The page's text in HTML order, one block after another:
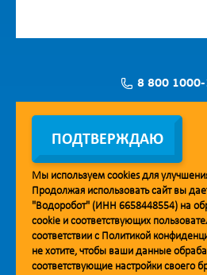
8 800 1000-
Заявка на
Мобильное
ПОДТВЕРЖДАЮ
Мы используем cookiesдля
Продолжая использовать сайт вы
"Водоробот" (ИНН 6658448554) на
cookie и соответствующих
соответствии с Политикой
не хотите, чтобы ваши данные
соответствующие настройки своего